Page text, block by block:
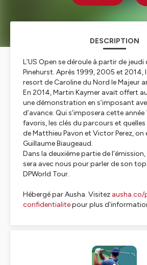
DESCRIPTION
L’US Open se déroule à partir de
Pinehurst. Après 1999, 2005 et 2014,
resort de Caroline du Nord le Majeur
En 2014, Martin Kaymer avait offert
une démonstration en s’imposant
d’avance. Qui s’imposera cette
favoris, les clés du parcours et
de Matthieu Pavon et Victor Perez, on
Guillaume Biaugeaud.
Dans la deuxième partie de
sera avec nous pour parler de son top
DPWorld Tour.
Hébergé par Ausha. Visitez
confidentialitepour plus